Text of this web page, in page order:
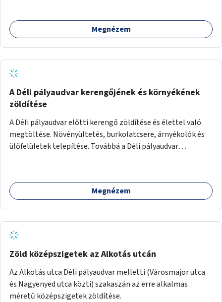
Megnézem
A Déli pályaudvar kerengőjének és környékének
zöldítése
A Déli pályaudvar előtti kerengő zöldítése és élettel való
megtöltése. Növényültetés, burkolatcsere, árnyékolók és
ülőfelületek telepítése. Továbbá a Déli pályaudvar
Megnézem
Zöld középszigetek az Alkotás utcán
Az Alkotás utca Déli pályaudvar melletti (Városmajor utca
és Nagyenyed utca közti) szakaszán az erre alkalmas
méretű középszigetek zöldítése.